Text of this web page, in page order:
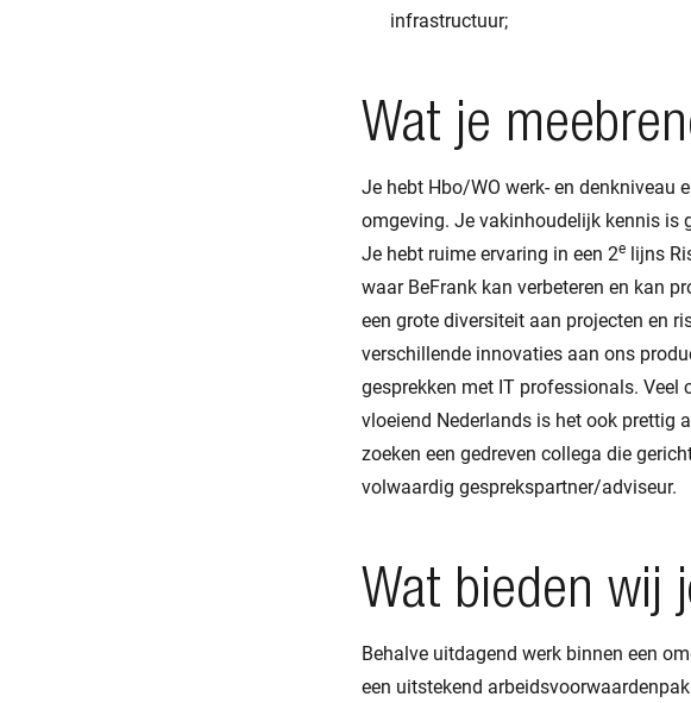
infrastructuur;
Wat je
Je hebt Hbo/WO werk- en denkniveau
omgeving. Je vakinhoudelijk kennis is
Je hebt ruime ervaring in een 2e lijns
waar BeFrank kan verbeteren en kan
een grote diversiteit aan projecten en
verschillende innovaties aan ons
gesprekken met IT professionals.
vloeiend Nederlands is het ook prettig
zoeken een gedreven collega die
volwaardig gesprekspartner/adviseur.
Wat bieden wij
Behalve uitdagend werk binnen een
een uitstekend